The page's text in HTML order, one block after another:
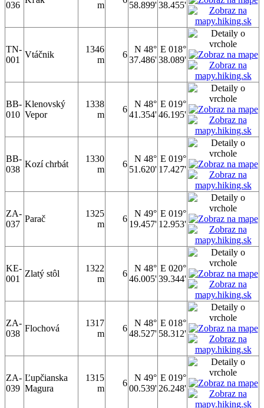
036 m 58.899'38.455'
TN-
001
Vtáčnik
1346
m
6
N 48°
37.486'
E 018°
38.089'
BB-
010
Klenovský
Vepor
1338
m
6
N 48°
41.354'
E 019°
46.195'
BB-
038
Kozí chrbát
1330
m
6
N 48°
51.620'
E 019°
17.427'
ZA-
037
Parač
1325
m
6
N 49°
19.457'
E 019°
12.953'
KE-
001
Zlatý stôl
1322
m
6
N 48°
46.005'
E 020°
39.344'
ZA-
038
Flochová
1317
m
6
N 48°
48.527'
E 018°
58.312'
ZA-
039
Ľupčianska
Magura
1315
m
6
N 49°
00.539'
E 019°
26.248'